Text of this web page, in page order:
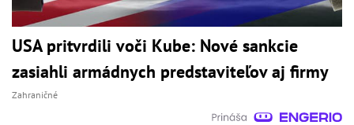
USA pritvrdili voči Kube: Nové sankcie
zasiahli armádnych predstaviteľov aj firmy
Zahraničné